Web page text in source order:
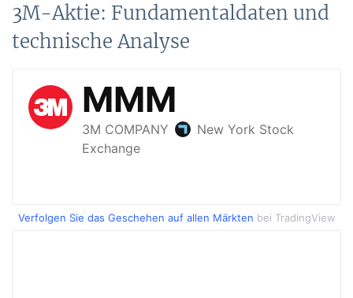
3M-Aktie: Fundamentaldaten und
technische Analyse
Verfolgen Sie das Geschehen auf allen Märkten bei TradingView